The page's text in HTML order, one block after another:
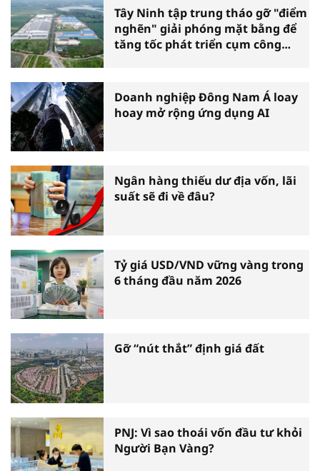
Tây Ninh tập trung tháo gỡ "điểm
nghẽn" giải phóng mặt bằng để
tăng tốc phát triển cụm công
Doanh nghiệp Đông Nam Á loay
hoay mở rộng ứng dụng AI
Ngân hàng thiếu dư địa vốn, lãi
suất sẽ đi về đâu?
Tỷ giá USD/VND vững vàng trong
6 tháng đầu năm 2026
Gỡ “nút thắt” định giá đất
PNJ: Vì sao thoái vốn đầu tư khỏi
Người Bạn Vàng?